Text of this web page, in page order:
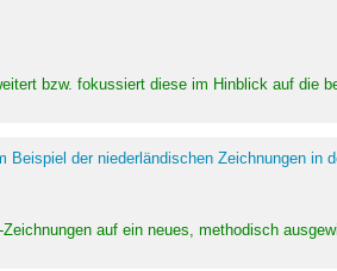
bzw. fokussiert diese im Hinblick auf die
der niederländischen Zeichnungen in
auf ein neues, methodisch